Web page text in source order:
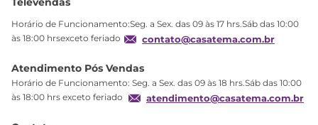
Troca
Horário de Funcionamento:Seg. a Sex. das 09 às 17 hrs.Sáb das 10:00
às 18:00 hrsexceto feriado
contato@casatema.com.br
Atendimento Pós Vendas
Horário de Funcionamento: Seg. a Sex. das 09 às 18 hrs.Sáb das 10:00
às 18:00 hrs exceto feriado
atendimento@casatema.com.br